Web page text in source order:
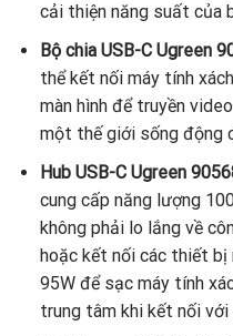
cải thiện năng suất của
Bộ chia USB-C Ugreen
thể kết nối máy tính
màn hình để truyền
một thế giới sống động
Hub USB-C Ugreen
cung cấp năng lượng
không phải lo lắng về
hoặc kết nối các thiết bị
95W để sạc máy tính
trung tâm khi kết nối với